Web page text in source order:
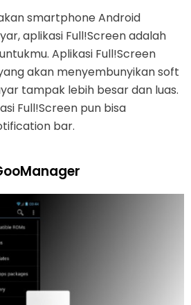
smartphone Android
aplikasi Full!Screen adalah
Aplikasi Full!Screen
akan menyembunyikan soft
tampak lebih besar dan luas.
Full!Screen pun bisa
bar.